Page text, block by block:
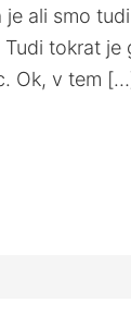
ali smo
tokrat
Ok, v tem